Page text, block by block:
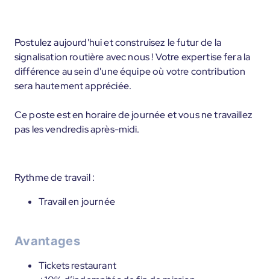
Postulez aujourd'hui et construisez le futur de la
signalisation routière avec nous ! Votre expertise fera la
différence au sein d'une équipe où votre contribution
sera hautement appréciée.
Ce poste est en horaire de journée et vous ne travaillez
pas les vendredis après-midi.
Rythme de travail :
Travail en journée
Avantages
Tickets restaurant